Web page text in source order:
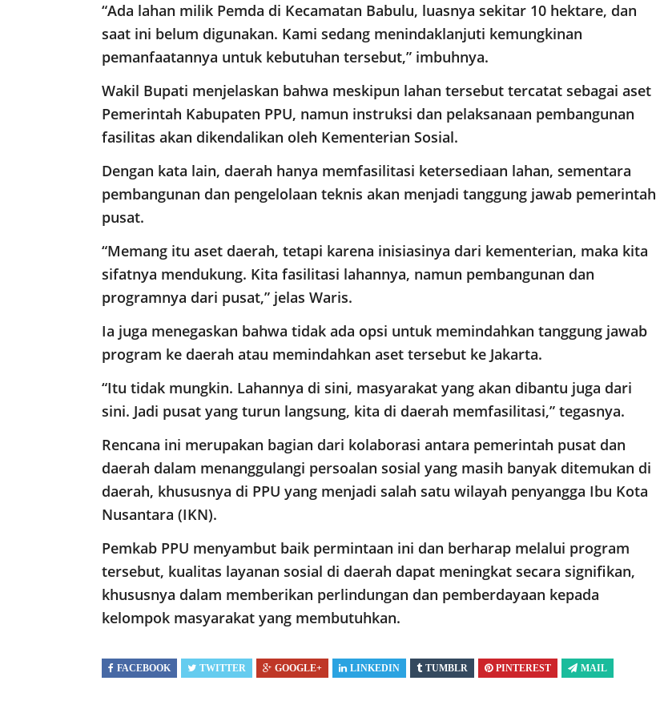
“Ada lahan milik Pemda di Kecamatan Babulu, luasnya sekitar 10 hektare, dan
saat ini belum digunakan. Kami sedang menindaklanjuti kemungkinan
pemanfaatannya untuk kebutuhan tersebut,” imbuhnya.
Wakil Bupati menjelaskan bahwa meskipun lahan tersebut tercatat sebagai aset
Pemerintah Kabupaten PPU, namun instruksi dan pelaksanaan pembangunan
fasilitas akan dikendalikan oleh Kementerian Sosial.
Dengan kata lain, daerah hanya memfasilitasi ketersediaan lahan, sementara
pembangunan dan pengelolaan teknis akan menjadi tanggung jawab pemerintah
pusat.
“Memang itu aset daerah, tetapi karena inisiasinya dari kementerian, maka kita
sifatnya mendukung. Kita fasilitasi lahannya, namun pembangunan dan
programnya dari pusat,” jelas Waris.
Ia juga menegaskan bahwa tidak ada opsi untuk memindahkan tanggung jawab
program ke daerah atau memindahkan aset tersebut ke Jakarta.
“Itu tidak mungkin. Lahannya di sini, masyarakat yang akan dibantu juga dari
sini. Jadi pusat yang turun langsung, kita di daerah memfasilitasi,” tegasnya.
Rencana ini merupakan bagian dari kolaborasi antara pemerintah pusat dan
daerah dalam menanggulangi persoalan sosial yang masih banyak ditemukan di
daerah, khususnya di PPU yang menjadi salah satu wilayah penyangga Ibu Kota
Nusantara (IKN).
Pemkab PPU menyambut baik permintaan ini dan berharap melalui program
tersebut, kualitas layanan sosial di daerah dapat meningkat secara signifikan,
khususnya dalam memberikan perlindungan dan pemberdayaan kepada
kelompok masyarakat yang membutuhkan.
FACEBOOK TWITTER GOOGLE+ LINKEDIN TUMBLR PINTEREST MAIL